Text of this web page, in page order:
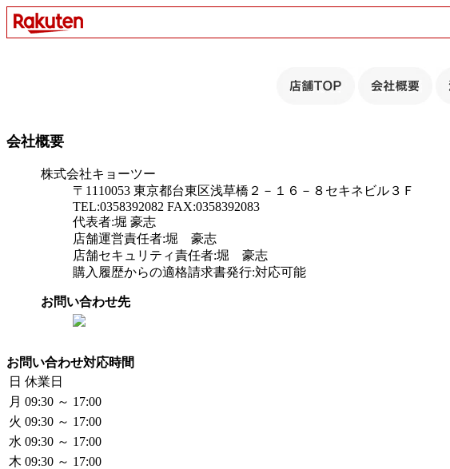
会社概要
株式会社キョーツー
〒1110053 東京都台東区浅草橋２－１６－８セキネビル３Ｆ
TEL:0358392082 FAX:0358392083
代表者:堀 豪志
店舗運営責任者:堀 豪志
店舗セキュリティ責任者:堀 豪志
購入履歴からの適格請求書発行:対応可能
お問い合わせ先
お問い合わせ対応時間
日 休業日
月 09:30 ～ 17:00
火 09:30 ～ 17:00
水 09:30 ～ 17:00
木 09:30 ～ 17:00